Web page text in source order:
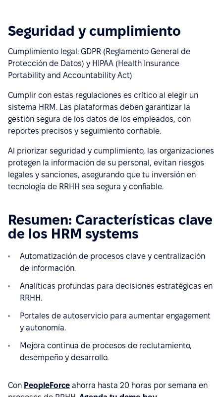
Seguridad y cumplimiento
Cumplimiento legal: GDPR (Reglamento General de
Protección de Datos) y HIPAA (Health Insurance
Portability and Accountability Act)
Cumplir con estas regulaciones es crítico al elegir un
sistema HRM. Las plataformas deben garantizar la
gestión segura de los datos de los empleados, con
reportes precisos y seguimiento confiable.
Al priorizar seguridad y cumplimiento, las organizaciones
protegen la información de su personal, evitan riesgos
legales y sanciones, asegurando que tu inversión en
tecnología de RRHH sea segura y confiable.
Resumen: Características clave
de los HRM systems
Automatización de procesos clave y centralización
de información.
Analíticas profundas para decisiones estratégicas en
RRHH.
Portales de autoservicio para aumentar engagement
y autonomía.
Mejora continua de procesos de reclutamiento,
desempeño y desarrollo.
Con PeopleForce ahorra hasta 20 horas por semana en